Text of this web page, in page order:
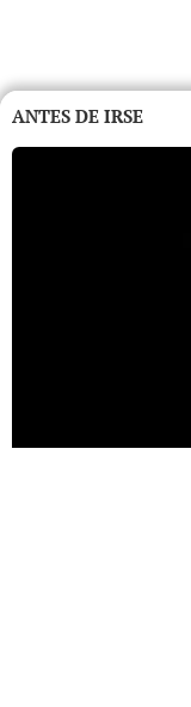
ANTES DE IRSE